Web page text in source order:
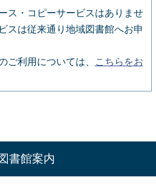
ス・コピーサービスはありませ
スは従来通り地域図書館へお申
ご利用については、
こちらをお
書館案内